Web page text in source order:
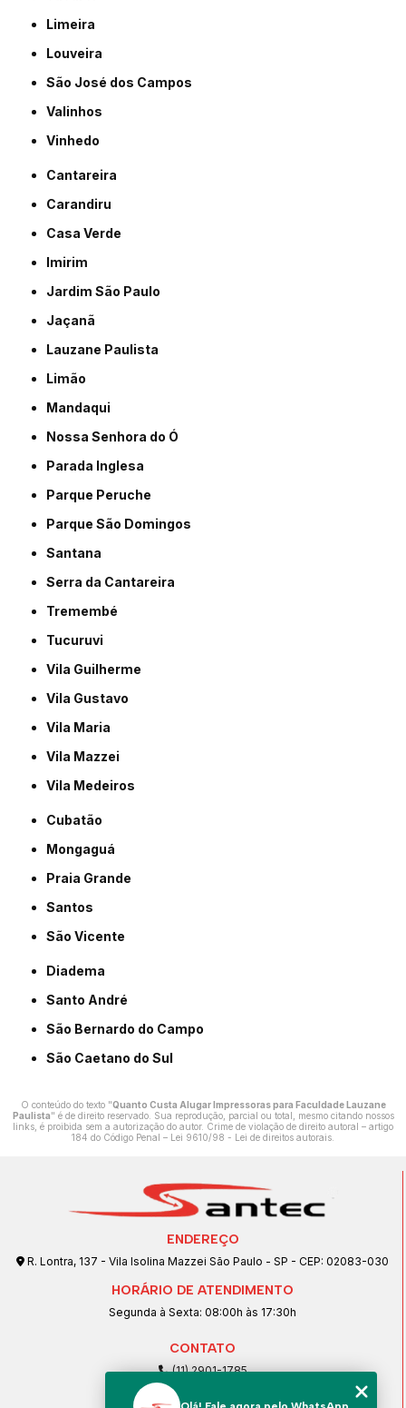
Limeira
Louveira
São José dos Campos
Valinhos
Vinhedo
Cantareira
Carandiru
Casa Verde
Imirim
Jardim São Paulo
Jaçanã
Lauzane Paulista
Limão
Mandaqui
Nossa Senhora do Ó
Parada Inglesa
Parque Peruche
Parque São Domingos
Santana
Serra da Cantareira
Tremembé
Tucuruvi
Vila Guilherme
Vila Gustavo
Vila Maria
Vila Mazzei
Vila Medeiros
Cubatão
Mongaguá
Praia Grande
Santos
São Vicente
Diadema
Santo André
São Bernardo do Campo
São Caetano do Sul
O conteúdo do texto "Quanto Custa Alugar Impressoras para Faculdade Lauzane
Paulista" é de direito reservado. Sua reprodução, parcial ou total, mesmo citando nossos
links, é proibida sem a autorização do autor. Crime de violação de direito autoral – artigo
184 do Código Penal – Lei 9610/98 - Lei de direitos autorais
ENDEREÇO
R. Lontra, 137 - Vila Isolina Mazzei São Paulo - SP - CEP: 02083-030
HORÁRIO DE ATENDIMENTO
Segunda à Sexta: 08:00h às 17:30h
CONTATO
(11) 2901-1785
(11) 99239-1832